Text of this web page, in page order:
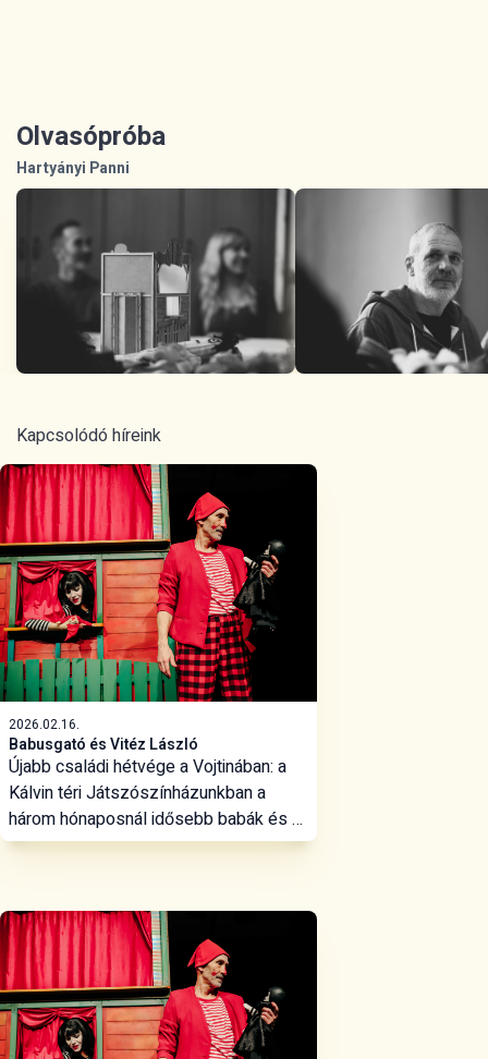
Olvasópróba
Hartyányi Panni
Kapcsolódó híreink
2026.02.16.
Babusgató és Vitéz László
Újabb családi hétvége a Vojtinában: a
Kálvin téri Játszószínházunkban a
három hónaposnál idősebb babák és a
szüleik a Babusgató című
hat évesnél idősebbek a Kossuth utcai
Szabó Magda Pódiumtermünkben
Vitéz László és a nagybetűs Halál
kontinenseken átívelő küzdelmét
követhetik nyomon.